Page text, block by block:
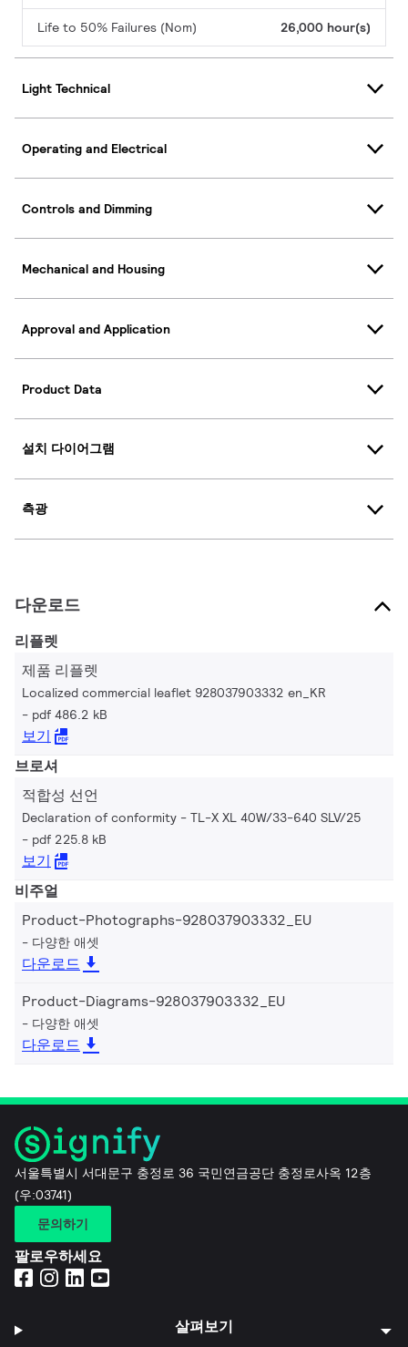
Life to 50% Failures (Nom) 26,000 hour(s)
Light Technical
Operating and Electrical
Controls and Dimming
Mechanical and Housing
Approval and Application
Product Data
설치 다이어그램
측광
다운로드
리플렛
제품 리플렛
Localized commercial leaflet 928037903332 en_KR
pdf 486.2 kB
보기
브로셔
적합성 선언
Declaration of conformity - TL-X XL 40W/33-640 SLV/25
pdf 225.8 kB
보기
비주얼
Product-Photographs-928037903332_EU
다양한 애셋
다운로드
Product-Diagrams-928037903332_EU
다양한 애셋
다운로드
서울특별시 서대문구 충정로 36 국민연금공단 충정로사옥 12층
(우:03741)
문의하기
팔로우하세요
살펴보기